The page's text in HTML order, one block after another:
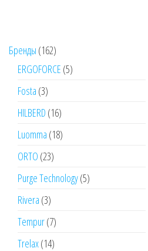
Бренды 162162
товара
ERGOFORCE 55
Fosta 33
товара
HILBERD 1616
товаров
Luomma 1818
ORTO 2323
товара
Purge Technology 55
Rivera 33
товара
Tempur 77
товаров
Trelax 1414